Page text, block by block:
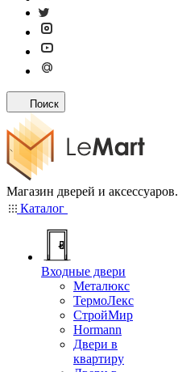
Поиск
Магазин дверей и аксессуаров.
Каталог
Входные двери
Металюкс
ТермоЛекс
СтройМир
Hormann
Двери в
квартиру